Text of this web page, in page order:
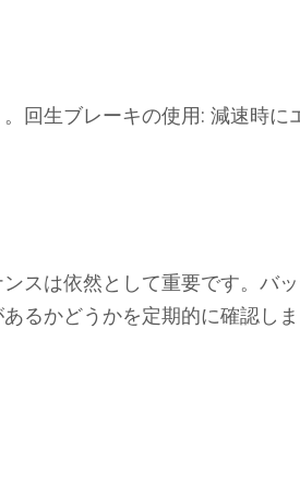
回生ブレーキの使用: 減速時に
スは依然として重要です。バ
るかどうかを定期的に確認し